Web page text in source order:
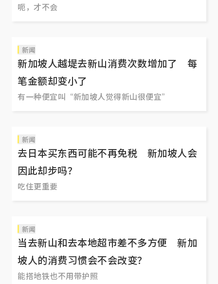
呃，才不会
新闻
新加坡人越堤去新山消费次数增加了 每
笔金额却变小了
有一种便宜叫“新加坡人觉得新山很便宜”
新闻
去日本买东西可能不再免税 新加坡人会
因此却步吗？
吃住更重要
新闻
当去新山和去本地超市差不多方便 新加
坡人的消费习惯会不会改变？
能搭地铁也不用带护照